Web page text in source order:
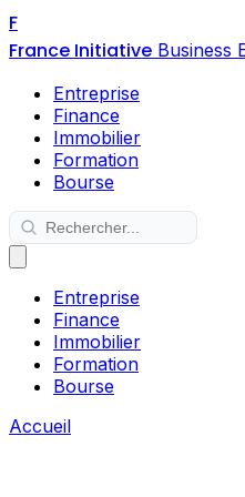
F
France Initiative Business
Entreprise
Finance
Immobilier
Formation
Bourse
Entreprise
Finance
Immobilier
Formation
Bourse
Accueil